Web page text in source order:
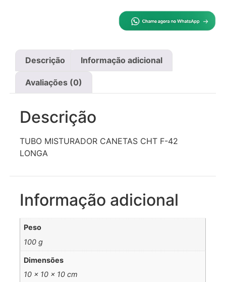
Descrição Informação adicional
Avaliações (0)
Descrição
TUBO MISTURADOR CANETAS CHT F-42
LONGA
Informação adicional
Peso
100 g
Dimensões
10 × 10 × 10 cm